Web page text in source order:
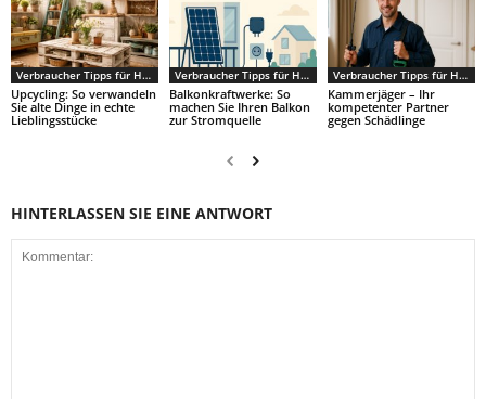
Verbraucher Tipps für Haus & Garten
Upcycling: So verwandeln
Sie alte Dinge in echte
Lieblingsstücke
Verbraucher Tipps für Haus & Garten
Balkonkraftwerke: So
machen Sie Ihren Balkon
zur Stromquelle
Verbraucher Tipps für Haus & Garten
Kammerjäger – Ihr
kompetenter Partner
gegen Schädlinge
HINTERLASSEN SIE EINE ANTWORT